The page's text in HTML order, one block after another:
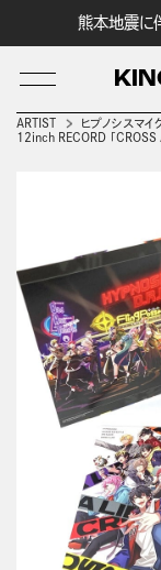
熊本地震に
ARTIST
ヒプノシスマ
12inch RECORD 「CROSS